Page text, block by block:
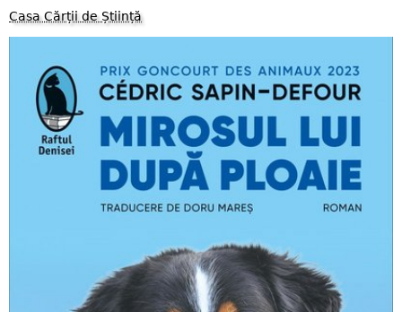
Casa Cărții de Știință